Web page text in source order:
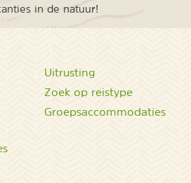
in de natuur!
Uitrusting
Zoek op reistype
Groepsaccommodaties